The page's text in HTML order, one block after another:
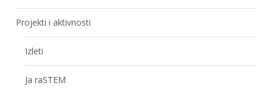
Projekti i aktivnosti
Izleti
Ja raSTEM